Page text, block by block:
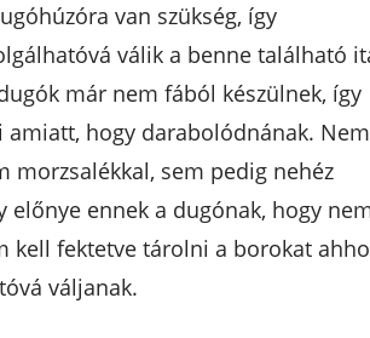
van szükség, így
válik a benne található
már nem fából készülnek, így
amiatt, hogy darabolódnának. Nem
morzsalékkal, sem pedig nehéz
előnye ennek a dugónak, hogy
kell fektetve tárolni a borokat
váljanak.